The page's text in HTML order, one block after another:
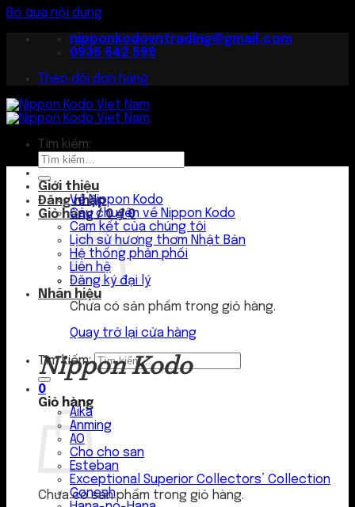
Bỏ qua nội dung
nipponkodovntrading@gmail.com
0936 642 599
Theo dõi đơn hàng
Tìm kiếm:
Đăng nhập
Giỏ hàng /0₫ 0
Chưa có sản phẩm trong giỏ hàng.
Quay trở lại cửa hàng
Tìm kiếm:
0
Giỏ hàng
Chưa có sản phẩm trong giỏ hàng.
Giới thiệu
Về Nippon Kodo
Câu chuyện về Nippon Kodo
Cam kết của chúng tôi
Lịch sử hương thơm Nhật Bản
Hệ thống phân phối
Liên hệ
Đăng ký đại lý
Nhãn hiệu
Nippon Kodo
Aika
Anming
AO
Cho cho san
Esteban
Exceptional Superior Collectors’ Collection
Gonesh